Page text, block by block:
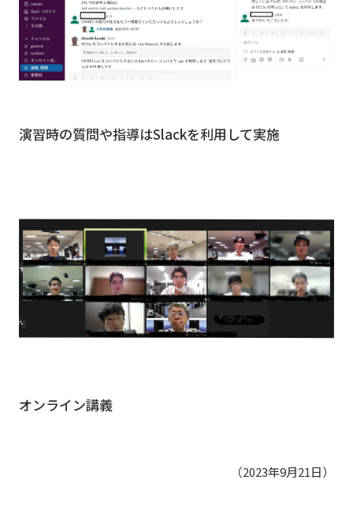
演習時の質問や指導はSlackを利用して実施
オンライン講義
（2023年9月21日）